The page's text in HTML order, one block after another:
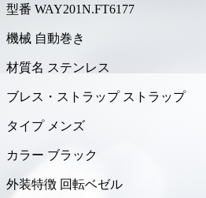
型番 WAY201N.FT6177
機械 自動巻き
材質名 ステンレス
ブレス・ストラップ ストラップ
タイプ メンズ
カラー ブラック
外装特徴 回転ベゼル